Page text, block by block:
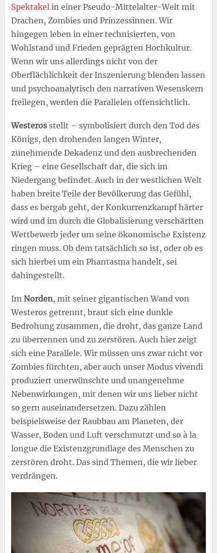
Spektakelin einer Pseudo-Mittelalter-Welt mit
Drachen, Zombies und Prinzessinnen. Wir
hingegen leben in einer technisierten, von
Wohlstand und Frieden geprägten Hochkultur.
Wenn wir uns allerdings nicht von der
Oberflächlichkeit der Inszenierung blenden lassen
und psychoanalytisch den narrativen Wesenskern
freilegen, werden die Parallelen offensichtlich.
Westerosstellt – symbolisiert durch den Tod des
Königs, den drohenden langen Winter,
zunehmende Dekadenz und den ausbrechenden
Krieg – eine Gesellschaft dar, die sich im
Niedergang befindet. Auch in der westlichen Welt
haben breite Teile der Bevölkerung das Gefühl,
dass es bergab geht, der Konkurrenzkampf härter
wird und im durch die Globalisierung verschärften
Wettbewerb jeder um seine ökonomische Existenz
ringen muss. Ob dem tatsächlich so ist, oder ob es
sich hierbei um ein Phantasma handelt, sei
dahingestellt.
Im Norden, mit seiner gigantischen Wand von
Westeros getrennt, braut sich eine dunkle
Bedrohung zusammen, die droht, das ganze Land
zu überrennen und zu zerstören. Auch hier zeigt
sich eine Parallele. Wir müssen uns zwar nicht vor
Zombies fürchten, aber auch unser Modus vivendi
produziert unerwünschte und unangenehme
Nebenwirkungen, mit denen wir uns lieber nicht
so gern auseinandersetzen. Dazu zählen
beispielsweise der Raubbau am Planeten, der
Wasser, Boden und Luft verschmutzt und so à la
longue die Existenzgrundlage des Menschen zu
zerstören droht. Das sind Themen, die wir lieber
verdrängen.